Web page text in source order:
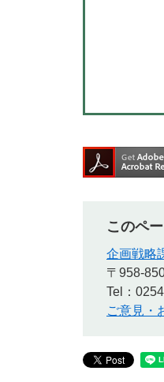
このペ
企画戦略
〒958-
Tel：
ご意見・